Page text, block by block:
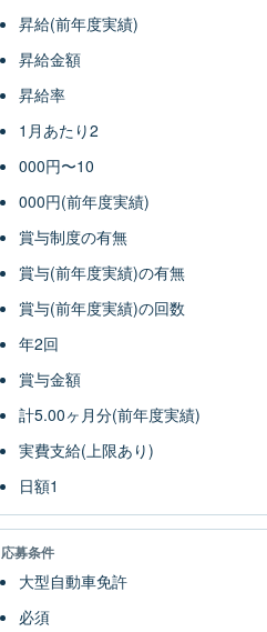
昇給(前年度実績)
昇給金額
昇給率
1月あたり2
000円〜10
000円(前年度実績)
賞与制度の有無
賞与(前年度実績)の有無
賞与(前年度実績)の回数
年2回
賞与金額
計5.00ヶ月分(前年度実績)
実費支給(上限あり)
日額1
応募条件
大型自動車免許
必須